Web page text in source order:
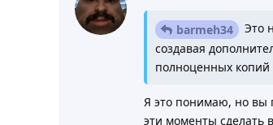
barmeh34
Это
создавая
полноценных
Я это понимаю, но вы
эти моменты сделать